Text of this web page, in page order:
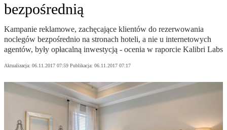
bezpośrednią
Kampanie reklamowe, zachęcające klientów do rezerwowania
noclegów bezpośrednio na stronach hoteli, a nie u internetowych
agentów, były opłacalną inwestycją - ocenia w raporcie Kalibri Labs
Aktualizacja: 06.11.2017 07:59 Publikacja: 06.11.2017 07:17